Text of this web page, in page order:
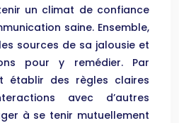
un climat de confiance
saine. Ensemble,
sources de sa jalousie et
pour y remédier. Par
établir des règles claires
avec d’autres
à se tenir mutuellement